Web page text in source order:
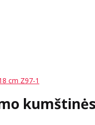
cm Z97-1